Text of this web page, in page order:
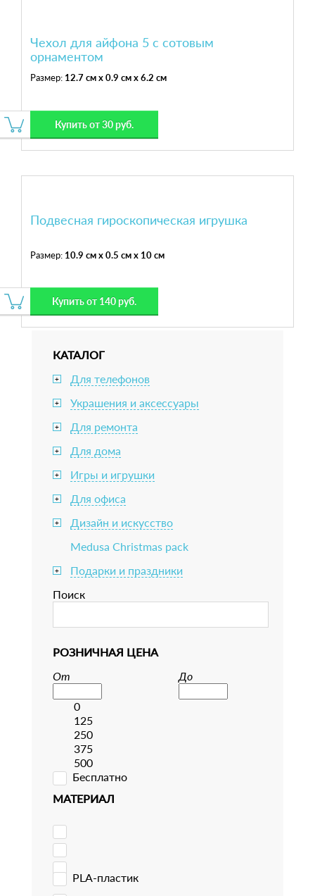
Чехол для айфона 5 с сотовым
орнаментом
Размер: 12.7 см x 0.9 см x 6.2 см
Купить от 30 руб.
Подвесная гироскопическая игрушка
Размер: 10.9 см x 0.5 см x 10 см
Купить от 140 руб.
КАТАЛОГ
+ Для телефонов
+ Украшения и аксессуары
+ Для ремонта
+ Для дома
+ Игры и игрушки
+ Для офиса
+
Дизайн и искусство
Medusa Christmas pack
+
Подарки и праздники
Поиск
РОЗНИЧНАЯ ЦЕНА
От
До
0
125
250
375
500
Бесплатно
МАТЕРИАЛ
PLA-пластик